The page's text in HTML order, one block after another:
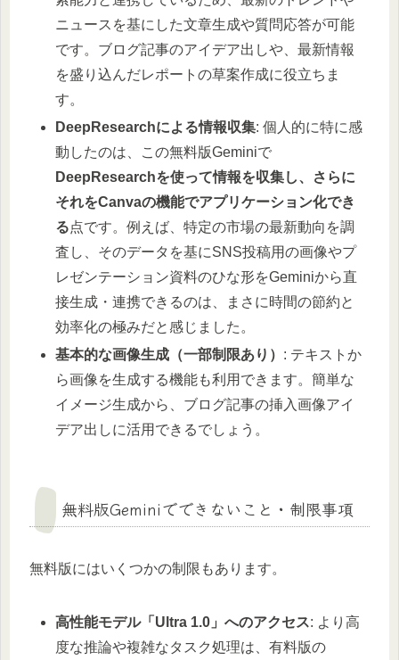
ニュースを基にした文章生成や質問応答が可能
です。ブログ記事のアイデア出しや、最新情報
を盛り込んだレポートの草案作成に役立ちま
す。
DeepResearchによる情報収集: 個人的に特に感
動したのは、この無料版Geminiで
DeepResearchを使って情報を収集し、さらに
それをCanvaの機能でアプリケーション化でき
る点です。例えば、特定の市場の最新動向を調
査し、そのデータを基にSNS投稿用の画像やプ
レゼンテーション資料のひな形をGeminiから直
接生成・連携できるのは、まさに時間の節約と
効率化の極みだと感じました。
基本的な画像生成（一部制限あり） : テキストか
ら画像を生成する機能も利用できます。簡単な
イメージ生成から、ブログ記事の挿入画像アイ
デア出しに活用できるでしょう。
無料版Geminiでできないこと・制限事項
無料版にはいくつかの制限もあります。
高性能モデル「Ultra 1.0」へのアクセス: より高
度な推論や複雑なタスク処理は、有料版の